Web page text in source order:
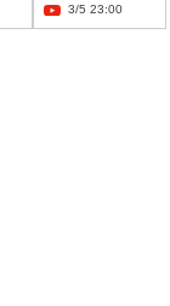
3/5 23:00